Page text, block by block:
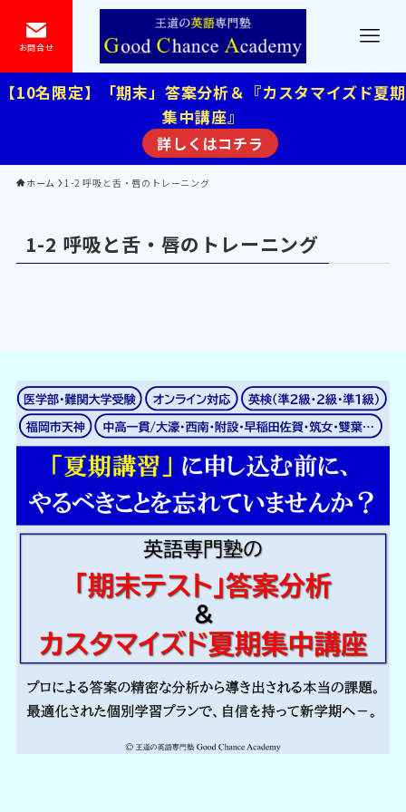
お問合せ
【10名限定】「期末」答案分析＆『カスタマイズド夏期
集中講座』
詳しくはコチラ
ホーム 1-2 呼吸と舌・唇のトレーニング
1-2 呼吸と舌・唇のトレーニング